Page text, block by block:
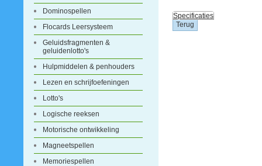
Dominospellen
Flocards Leersysteem
Geluidsfragmenten &
geluidenlotto's
Hulpmiddelen & penhouders
Lezen en schrijfoefeningen
Lotto's
Logische reeksen
Motorische ontwikkeling
Magneetspellen
Memoriespellen
Specificaties